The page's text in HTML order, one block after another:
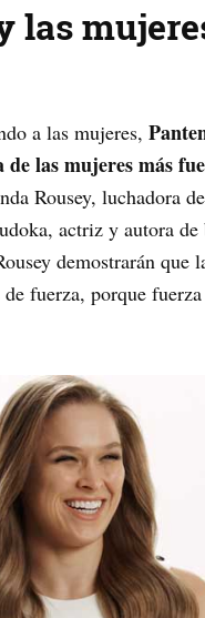
las
a las mujeres,
de las mujeres más
Rousey, luchadora
actriz y autora de
demostrarán que
de fuerza, porque